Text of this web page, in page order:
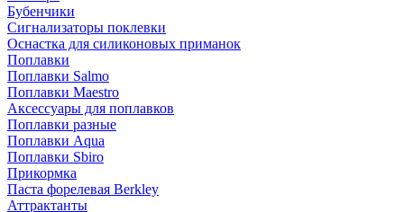
Бубенчики
Сигнализаторы поклевки
Оснастка для силиконовых приманок
Поплавки
Поплавки Salmo
Поплавки Maestro
Аксессуары для поплавков
Поплавки разные
Поплавки Aqua
Поплавки Sbiro
Прикормка
Паста форелевая Berkley
Аттрактанты